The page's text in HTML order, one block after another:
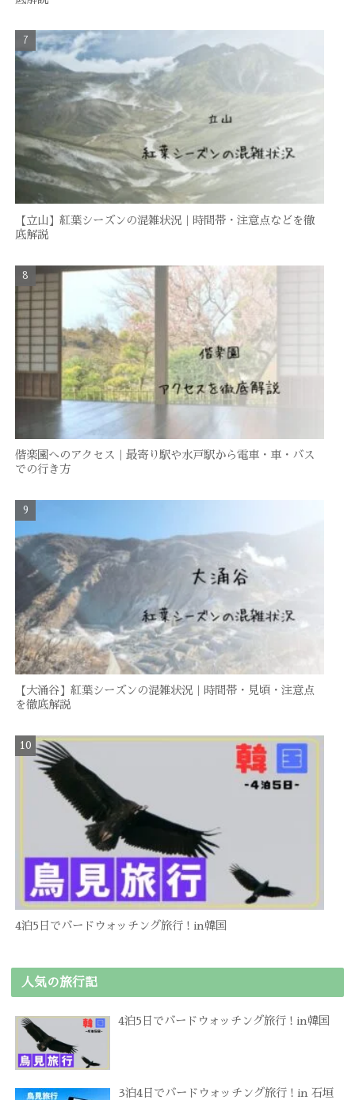
【立山】紅葉シーズンの混雑状況｜時間帯・注意点などを徹
底解説
偕楽園へのアクセス｜最寄り駅や水戸駅から電車・車・バス
での行き方
【大涌谷】紅葉シーズンの混雑状況｜時間帯・見頃・注意点
を徹底解説
4泊5日でバードウォッチング旅行 ! in韓国
人気の旅行記
4泊5日でバードウォッチング旅行 ! in韓国
3泊4日でバードウォッチング旅行 ! in 石垣